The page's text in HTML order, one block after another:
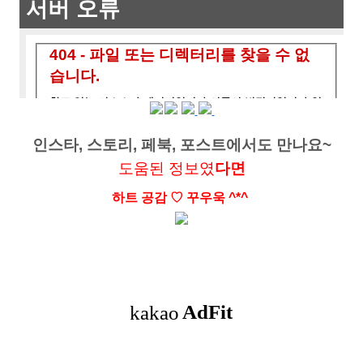
인스타, 스토리, 페북, 포스트에서도 만나요~
도움된 정보였다면
하트 공감 ♡ 꾸우욱 ^*^